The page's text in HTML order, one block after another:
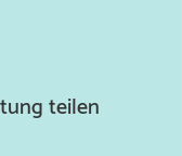
teilen